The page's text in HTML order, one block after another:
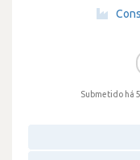
Submetido há